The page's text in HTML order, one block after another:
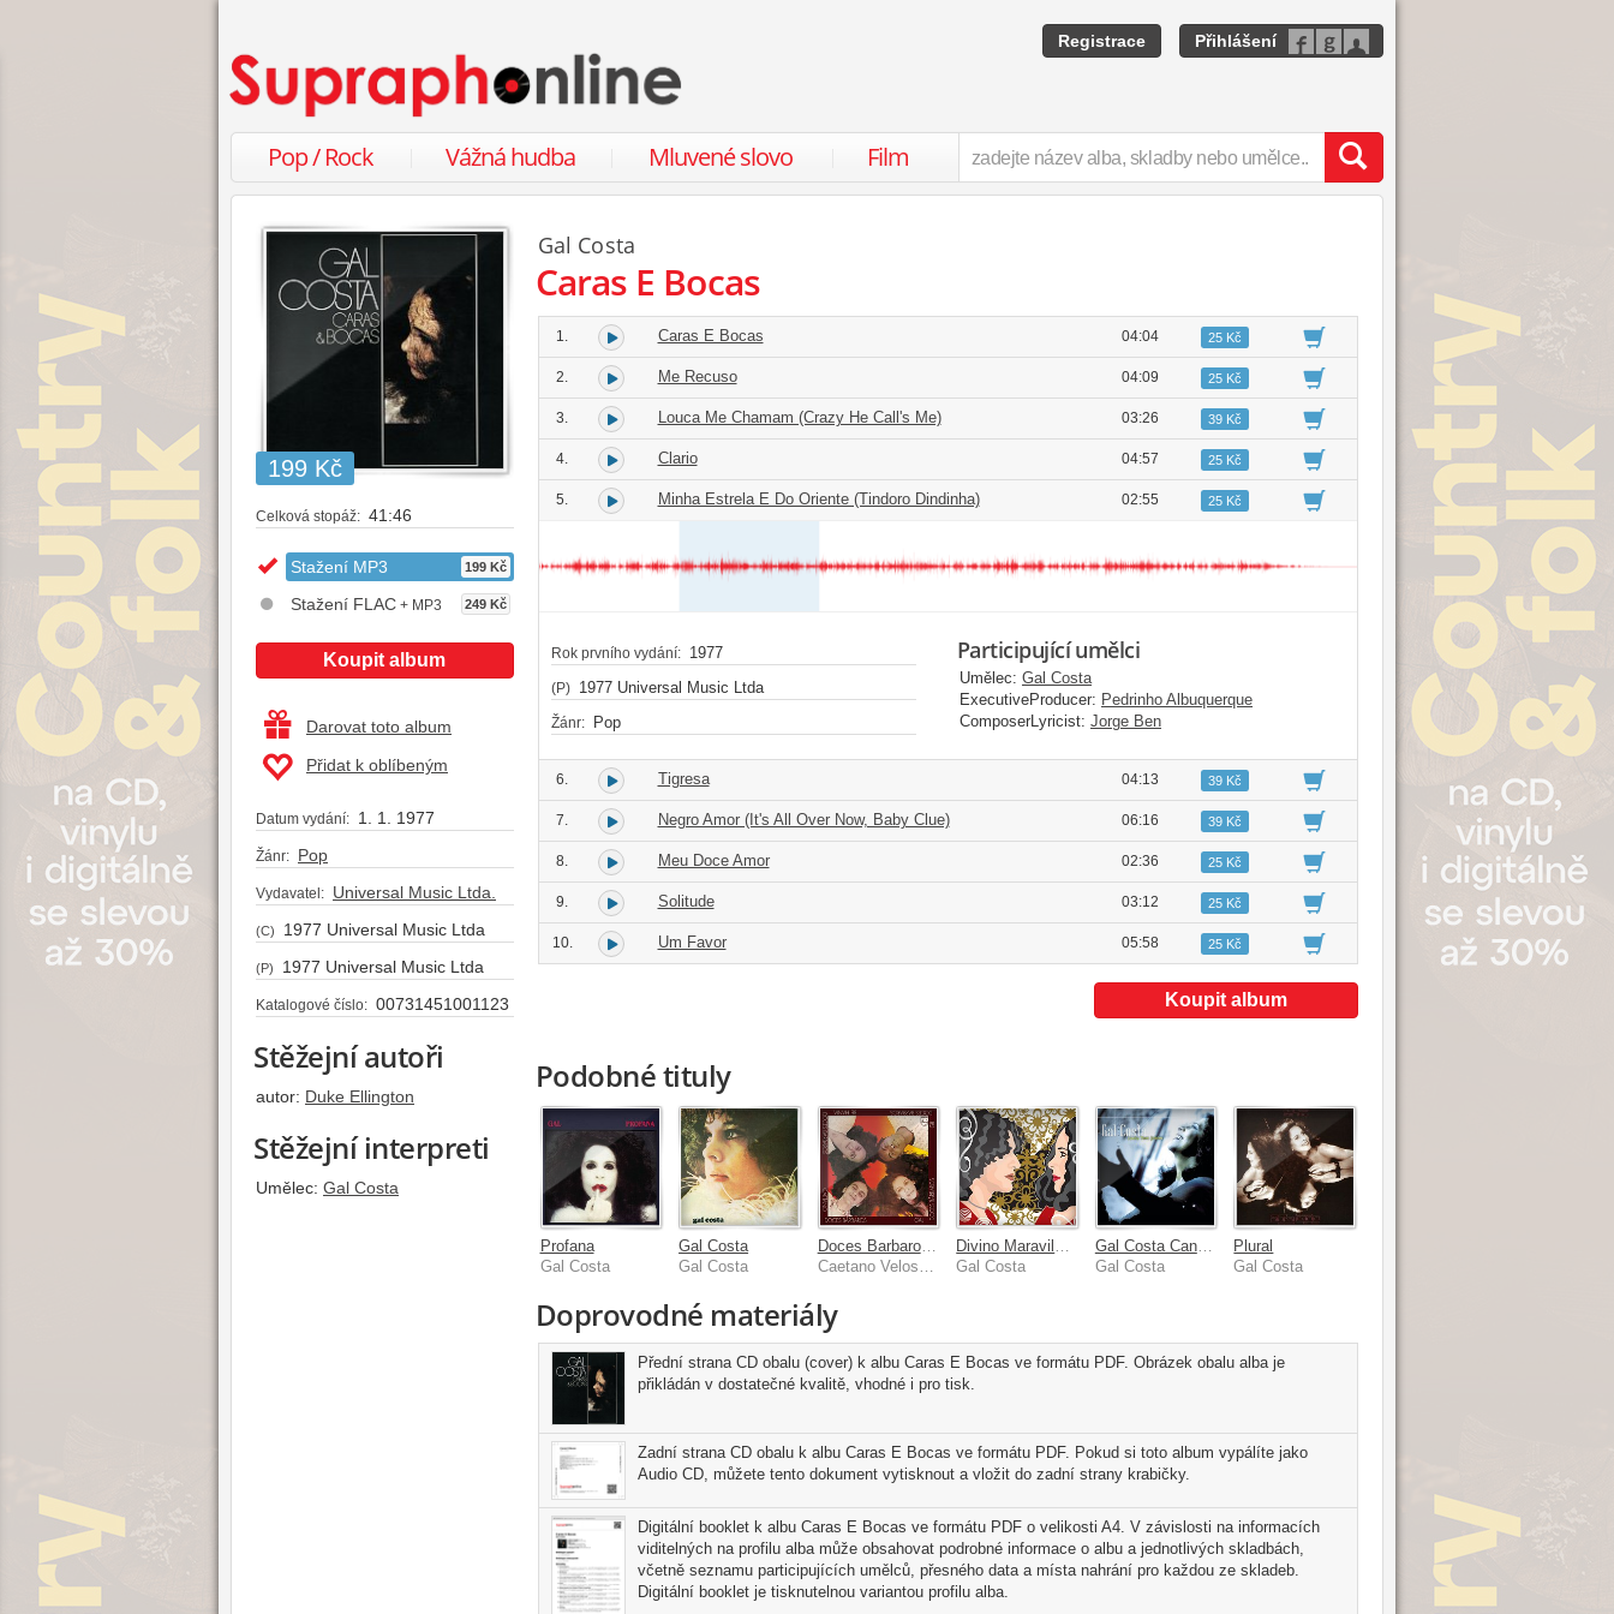
Registrace Přihlášení
Pop / Rock Vážná hudba Mluvené slovo Film
199 Kč
Celková stopáž: 41:46
Stažení MP3 199 Kč
Stažení FLAC + MP3 249 Kč
Koupit album
Darovat toto album
Přidat k oblíbeným
Datum vydání: 1. 1. 1977
Žánr: Pop
Vydavatel: Universal Music Ltda.
(C) 1977 Universal Music Ltda
(P) 1977 Universal Music Ltda
Katalogové číslo: 00731451001123
Stěžejní autoři
autor: Duke Ellington
Stěžejní interpreti
Umělec: Gal Costa
Gal Costa
Caras E Bocas
1. Caras E Bocas 04:04 25 Kč
2. Me Recuso 04:09 25 Kč
3. Louca Me Chamam (Crazy He Call's Me) 03:26 39 Kč
4. Clario 04:57 25 Kč
5. Minha Estrela E Do Oriente (Tindoro Dindinha) 02:55 25 Kč
Rok prvního vydání: 1977
(P) 1977 Universal Music Ltda
Žánr: Pop
Participující umělci
Umělec: Gal Costa
ExecutiveProducer: Pedrinho Albuquerque
ComposerLyricist: Jorge Ben
6. Tigresa 04:13 39 Kč
7. Negro Amor (It's All Over Now, Baby Clue) 06:16 39 Kč
8. Meu Doce Amor 02:36 25 Kč
9. Solitude 03:12 25 Kč
10. Um Favor 05:58 25 Kč
Koupit album
Podobné tituly
Profana
Gal Costa
Gal Costa
Gal Costa
Doces Barbaros 2
Gal Costa
Gal Costa Canta Tom Jobim
Gal Costa
Plural
Gal Costa
Doprovodné materiály
Přední strana CD obalu (cover) k albu Caras E Bocas ve formátu PDF. Obrázek obalu alba je
přikládán v dostatečné kvalitě, vhodné i pro tisk.
Zadní strana CD obalu k albu Caras E Bocas ve formátu PDF. Pokud si toto album vypálíte jako
Audio CD, můžete tento dokument vytisknout a vložit do zadní strany krabičky.
Digitální booklet k albu Caras E Bocas ve formátu PDF o velikosti A4. V závislosti na informacích
viditelných na profilu alba může obsahovat podrobné informace o albu a jednotlivých skladbách,
včetně seznamu participujících umělců, přesného data a místa nahrání pro každou ze skladeb.
Digitální booklet je tisknutelnou variantou profilu alba.